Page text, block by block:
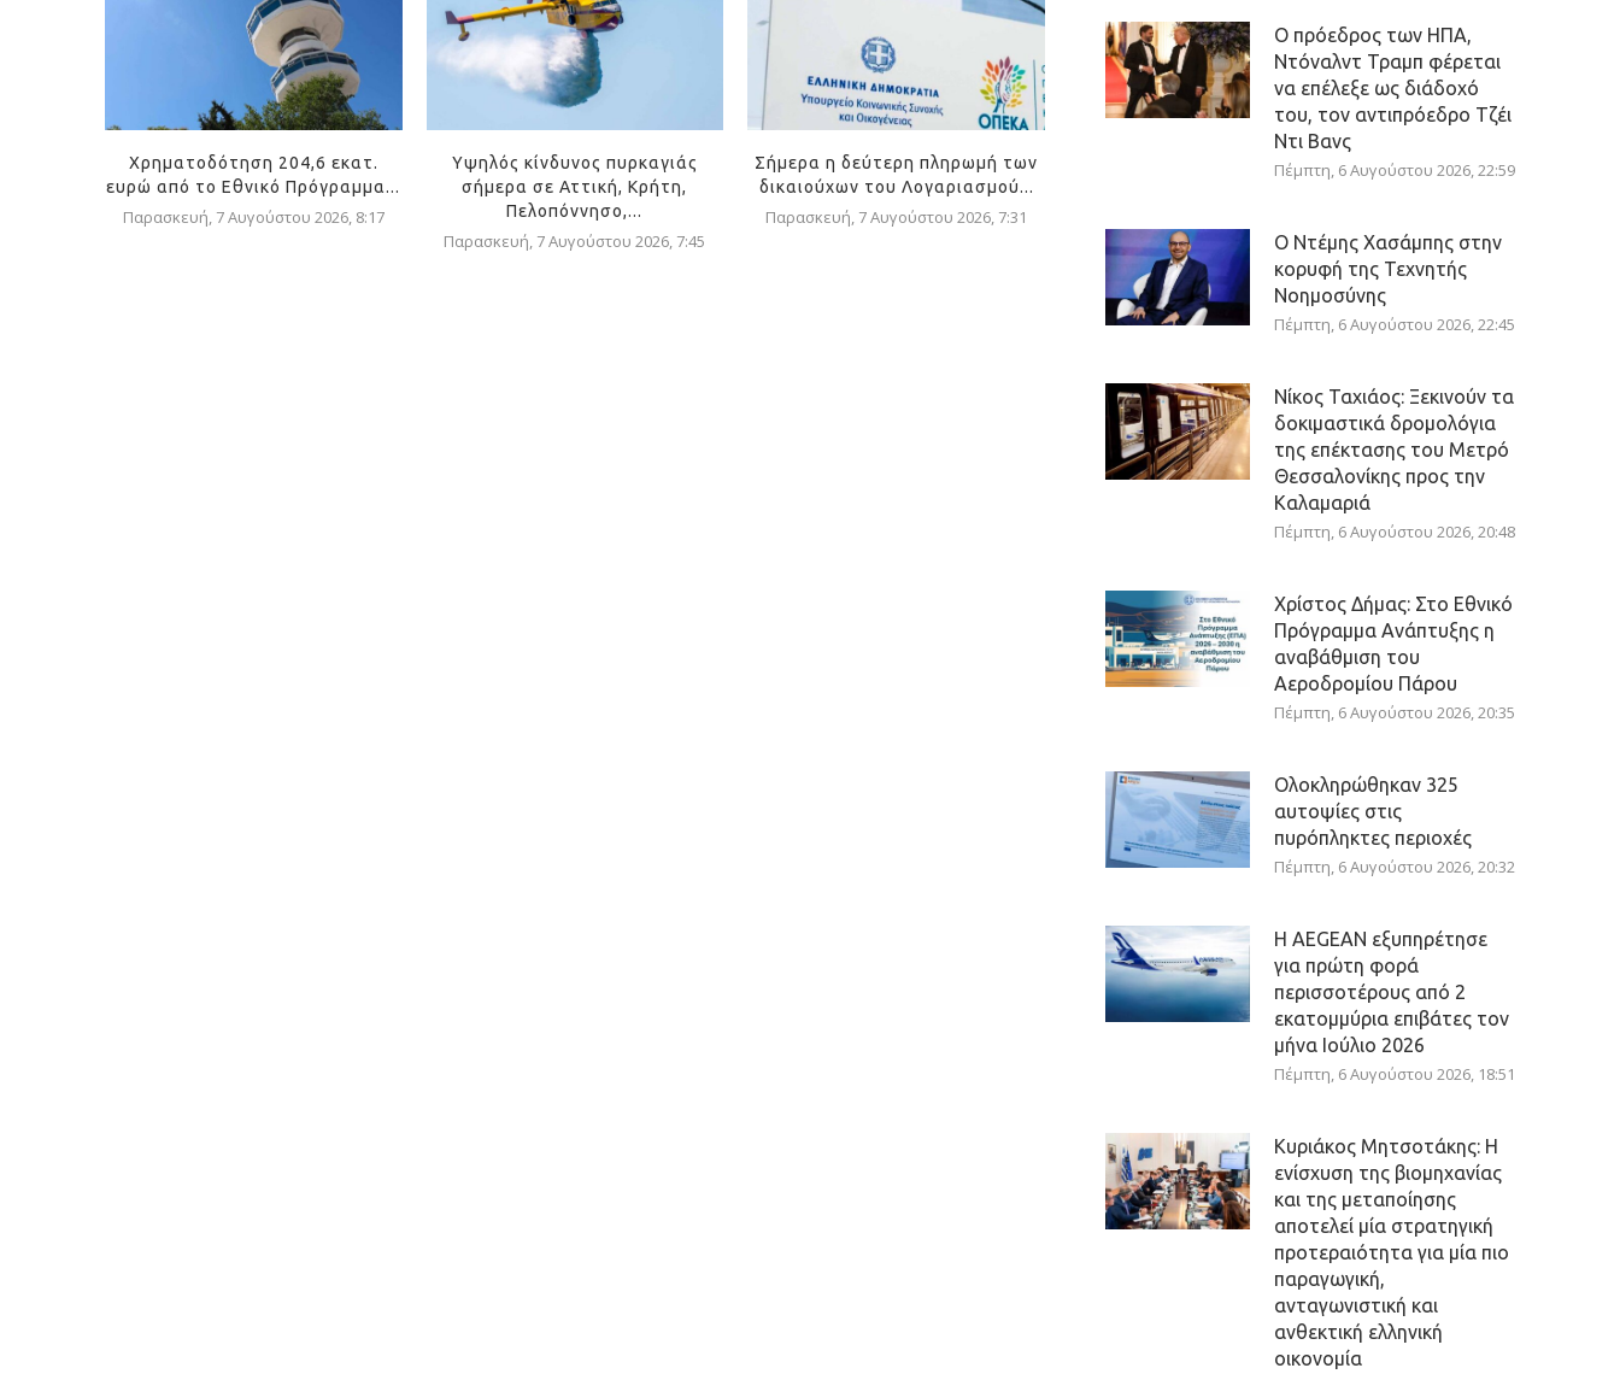
Χρηματοδότηση 204,6 εκατ.
ευρώ από το Εθνικό Πρόγραμμα...
Παρασκευή, 7 Αυγούστου 2026, 8:17
Υψηλός κίνδυνος πυρκαγιάς
σήμερα σε Αττική, Κρήτη,
Πελοπόννησο,...
Παρασκευή, 7 Αυγούστου 2026, 7:45
Σήμερα η δεύτερη πληρωμή των
δικαιούχων του Λογαριασμού...
Παρασκευή, 7 Αυγούστου 2026, 7:31
Ο πρόεδρος των ΗΠΑ,
Ντόναλντ Τραμπ φέρεται
να επέλεξε ως διάδοχό
του, τον αντιπρόεδρο Τζέι
Ντι Βανς
Πέμπτη, 6 Αυγούστου 2026, 22:59
Ο Ντέμης Χασάμπης στην
κορυφή της Τεχνητής
Νοημοσύνης
Πέμπτη, 6 Αυγούστου 2026, 22:45
Νίκος Ταχιάος: Ξεκινούν τα
δοκιμαστικά δρομολόγια
της επέκτασης του Μετρό
Θεσσαλονίκης προς την
Καλαμαριά
Πέμπτη, 6 Αυγούστου 2026, 20:48
Χρίστος Δήμας: Στο Εθνικό
Πρόγραμμα Ανάπτυξης η
αναβάθμιση του
Αεροδρομίου Πάρου
Πέμπτη, 6 Αυγούστου 2026, 20:35
Ολοκληρώθηκαν 325
αυτοψίες στις
πυρόπληκτες περιοχές
Πέμπτη, 6 Αυγούστου 2026, 20:32
Η AEGEAN εξυπηρέτησε
για πρώτη φορά
περισσοτέρους από 2
εκατομμύρια επιβάτες τον
μήνα Ιούλιο 2026
Πέμπτη, 6 Αυγούστου 2026, 18:51
Κυριάκος Μητσοτάκης: Η
ενίσχυση της βιομηχανίας
και της μεταποίησης
αποτελεί μία στρατηγική
προτεραιότητα για μία πιο
παραγωγική,
ανταγωνιστική και
ανθεκτική ελληνική
οικονομία